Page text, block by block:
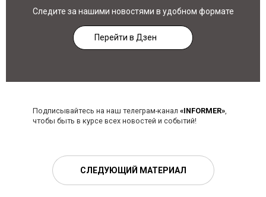
Следите за нашими новостями в удобном формате
Перейти в Дзен
Подписывайтесь на наш телеграм-канал «INFORMER»,
чтобы быть в курсе всех новостей и событий!
СЛЕДУЮЩИЙ МАТЕРИАЛ